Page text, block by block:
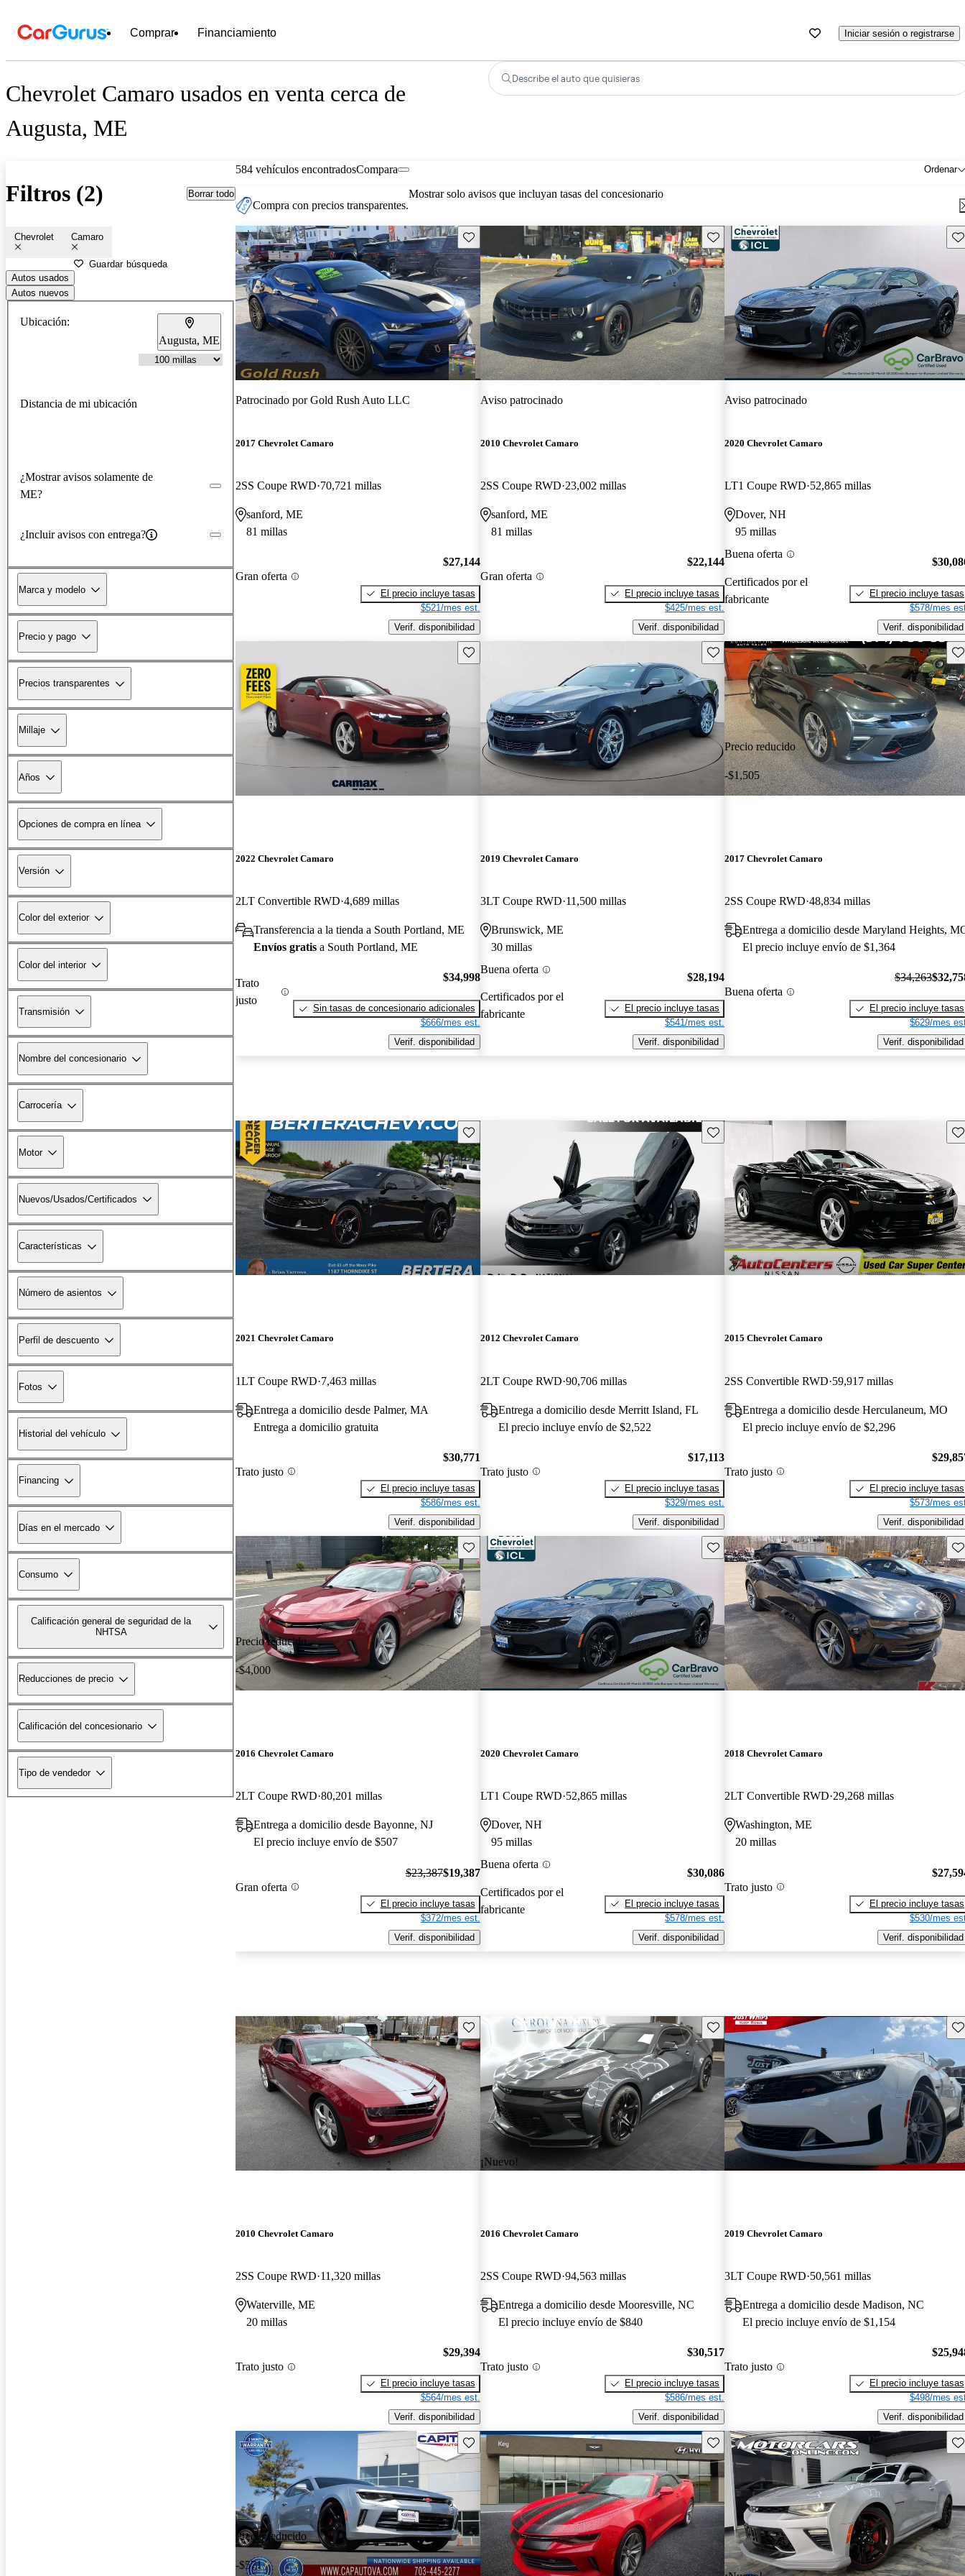
Comprar Financiamiento Iniciar sesión o registrarse
Chevrolet Camaro usados en venta cerca de
Augusta, ME
Describe el auto que quisieras
Filtros (2) Borrar todo
Chevrolet Camaro
Guardar búsqueda
Autos usados
Autos nuevos
Ubicación:
Augusta, ME
Distancia de mi ubicación
¿Mostrar avisos solamente de
ME?
¿Incluir avisos con entrega?
Marca y modelo
Precio y pago
Precios transparentes
Millaje
Años
Opciones de compra en línea
Versión
Color del exterior
Color del interior
Transmisión
Nombre del concesionario
Carrocería
Motor
Nuevos/Usados/Certificados
Características
Número de asientos
Perfil de descuento
Fotos
Historial del vehículo
Financing
Días en el mercado
Consumo
Calificación general de seguridad de la
NHTSA
Reducciones de precio
Calificación del concesionario
Tipo de vendedor
584 vehículos encontrados Ordenar
Compara
Compra con precios transparentes.
Mostrar solo avisos que incluyan tasas del concesionario
Guarda este Aviso
Patrocinado porGold Rush Auto LLC
2017 Chevrolet Camaro
2SS Coupe RWD 70,721 millas
sanford, ME
81 millas
Gran oferta
$27,144
El precio incluye tasas
$521/mes est.
Verif. disponibilidad
Guarda este Aviso
Aviso patrocinado
2010 Chevrolet Camaro
2SS Coupe RWD 23,002 millas
sanford, ME
81 millas
Gran oferta
$22,144
El precio incluye tasas
$425/mes est.
Verif. disponibilidad
Aviso patrocinado
2020 Chevrolet Camaro
LT1 Coupe RWD 52,865 millas
Dover, NH
95 millas
Buena oferta
Certificados por el
fabricante
El precio incluye tasas
$578/mes
Verif. disponibilidad
Guarda este Aviso
2022 Chevrolet Camaro
2LT Convertible RWD 4,689 millas
Transferencia a la tienda a South Portland, ME
Envíos gratis a South Portland, ME
Trato
justo
$34,998
Sin tasas de concesionario adicionales
$666/mes est.
Verif. disponibilidad
Guarda este Aviso
2019 Chevrolet Camaro
3LT Coupe RWD 11,500 millas
Brunswick, ME
30 millas
Buena oferta
Certificados por el
fabricante
$28,194
El precio incluye tasas
$541/mes est.
Verif. disponibilidad
Precio reducido
-$1,505
2017 Chevrolet Camaro
2SS Coupe RWD 48,834 millas
Entrega a domicilio desde Maryland Heights,
El precio incluye envío de $1,364
Buena oferta
$34,263
El precio incluye tasas
$629/mes
Verif. disponibilidad
Guarda este Aviso
2021 Chevrolet Camaro
1LT Coupe RWD 7,463 millas
Entrega a domicilio desde Palmer, MA
Entrega a domicilio gratuita
Trato justo
$30,771
El precio incluye tasas
$586/mes est.
Verif. disponibilidad
Guarda este Aviso
2012 Chevrolet Camaro
2LT Coupe RWD 90,706 millas
Entrega a domicilio desde Merritt Island, FL
El precio incluye envío de $2,522
Trato justo
$17,113
El precio incluye tasas
$329/mes est.
Verif. disponibilidad
2015 Chevrolet Camaro
2SS Convertible RWD 59,917 millas
Entrega a domicilio desde Herculaneum, MO
El precio incluye envío de $2,296
Trato justo
El precio incluye tasas
$573/mes
Verif. disponibilidad
Precio reducido
-$4,000
Guarda este Aviso
2016 Chevrolet Camaro
2LT Coupe RWD 80,201 millas
Entrega a domicilio desde Bayonne, NJ
El precio incluye envío de $507
Gran oferta
$23,387$19,387
El precio incluye tasas
$372/mes est.
Verif. disponibilidad
Guarda este Aviso
2020 Chevrolet Camaro
LT1 Coupe RWD 52,865 millas
Dover, NH
95 millas
Buena oferta
Certificados por el
fabricante
$30,086
El precio incluye tasas
$578/mes est.
Verif. disponibilidad
2018 Chevrolet Camaro
2LT Convertible RWD 29,268 millas
Washington, ME
20 millas
Trato justo
El precio incluye tasas
$530/mes
Verif. disponibilidad
Guarda este Aviso
2010 Chevrolet Camaro
2SS Coupe RWD 11,320 millas
Waterville, ME
20 millas
Trato justo
$29,394
El precio incluye tasas
$564/mes est.
Verif. disponibilidad
¡Nuevo!
Guarda este Aviso
2016 Chevrolet Camaro
2SS Coupe RWD 94,563 millas
Entrega a domicilio desde Mooresville, NC
El precio incluye envío de $840
Trato justo
$30,517
El precio incluye tasas
$586/mes est.
Verif. disponibilidad
2019 Chevrolet Camaro
3LT Coupe RWD 50,561 millas
Entrega a domicilio desde Madison, NC
El precio incluye envío de $1,154
Trato justo
El precio incluye tasas
$498/mes
Verif. disponibilidad
Precio reducido
-$571
Guarda este Aviso Guarda este Aviso